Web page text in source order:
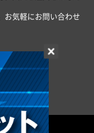
お気軽にお問い合わせ